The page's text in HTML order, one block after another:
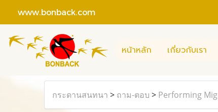
www.bonback.com
หน้าหลัก เกี่ยวกับเรา
กระดานสนทนา > ถาม-ตอบ > Performing